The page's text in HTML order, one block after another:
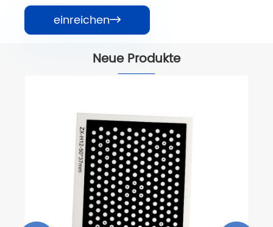
einreichen
Neue Produkte